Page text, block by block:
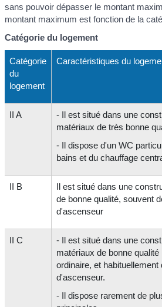
sans pouvoir dépasser le montant
montant maximum est fonction de la
Catégorie du logement
Catégorie
du
logement
Caractéristiques du
II A
- Il est situé dans une
matériaux de très bonne
- Il dispose d'un WC
bains et du chauffage
II B
Il est situé dans une
de bonne qualité, souvent
d'ascenseur
II C
- Il est situé dans une
matériaux de bonne
ordinaire, et habituellement
d'ascenseur.
- Il dispose rarement de